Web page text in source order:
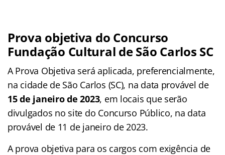
Prova objetiva do Concurso
Fundação Cultural de São Carlos SC
A Prova Objetiva será aplicada, preferencialmente,
na cidade de São Carlos (SC), na data provável de
15 de janeiro de 2023, em locais que serão
divulgados no site do Concurso Público, na data
provável de 11 de janeiro de 2023.
A prova objetiva para os cargos com exigência de